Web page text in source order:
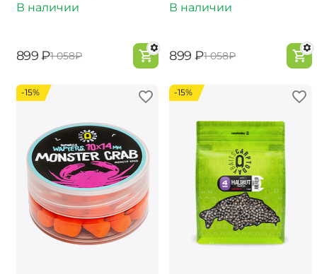
В наличии
‍899‍ ₽‍1 058‍₽
В наличии
‍899‍ ₽‍1 058‍₽
-15% -15%